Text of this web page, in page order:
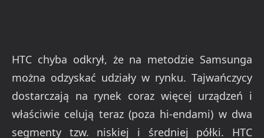
HTC chyba odkrył, że na metodzie Samsunga
można odzyskać udziały w rynku. Tajwańczycy
dostarczają na rynek coraz więcej urządzeń i
właściwie celują teraz (poza hi-endami) w dwa
segmenty tzw. niskiej i średniej półki. HTC